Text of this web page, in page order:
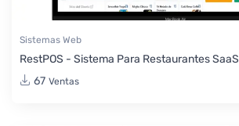
Sistemas Web
RestPOS - Sistema Para Restaurantes SaaS
67 Ventas